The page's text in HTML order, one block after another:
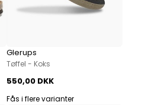
Glerups
Tøffel - Koks
550,00 DKK
Fås i flere varianter